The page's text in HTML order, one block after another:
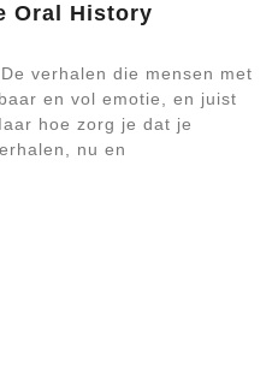
Oral History
verhalen die mensen met
en vol emotie, en juist
hoe zorg je dat je
nu en